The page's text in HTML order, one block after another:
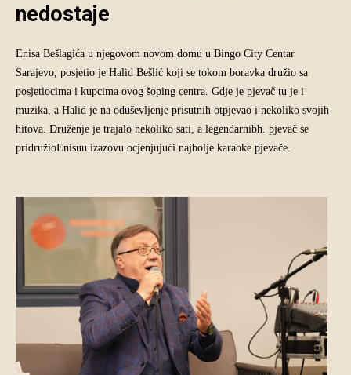
nedostaje
Enisa Bešlagića u njegovom novom domu u Bingo City Centar
Sarajevo, posjetio je Halid Bešlić koji se tokom boravka družio sa
posjetiocima i kupcima ovog šoping centra. Gdje je pjevač tu je i
muzika, a Halid je na oduševljenje prisutnih otpjevao i nekoliko svojih
hitova. Druženje je trajalo nekoliko sati, a legendarnibh. pjevač se
pridružioEnisuu izazovu ocjenjujući najbolje karaoke pjevače.